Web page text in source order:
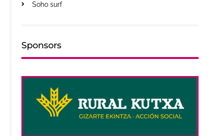
Soho surf
Sponsors